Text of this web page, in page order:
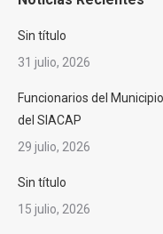
opens
in
opens
in
opensopens
Sin título
31 julio, 2026
Funcionarios del
del SIACAP
29 julio, 2026
Sin título
15 julio, 2026